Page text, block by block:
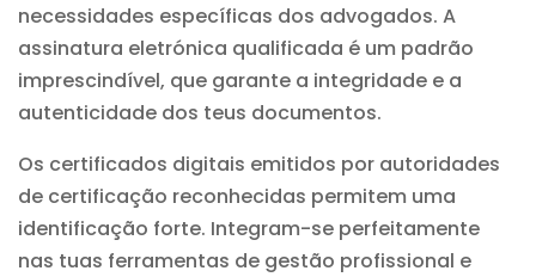
necessidades específicas dos advogados. A
assinatura eletrónica qualificada é um padrão
imprescindível, que garante a integridade e a
autenticidade dos teus documentos.
Os certificados digitais emitidos por autoridades
de certificação reconhecidas permitem uma
identificação forte. Integram-se perfeitamente
nas tuas ferramentas de gestão profissional e